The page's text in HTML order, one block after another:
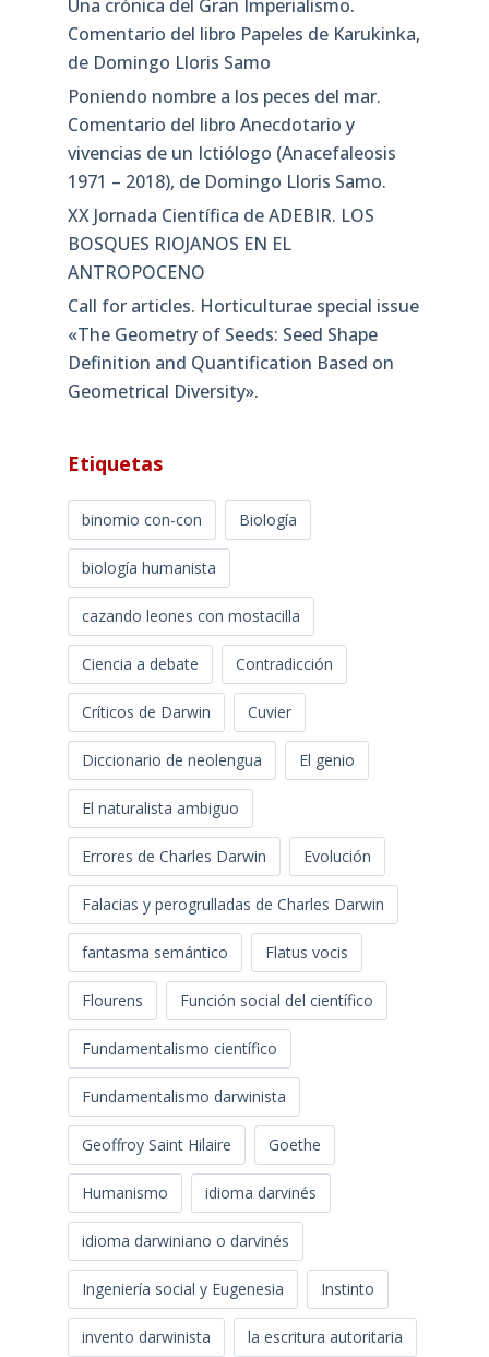
Una crónica del Gran Imperialismo.
Comentario del libro Papeles de Karukinka,
de Domingo Lloris Samo
Poniendo nombre a los peces del mar.
Comentario del libro Anecdotario y
vivencias de un Ictiólogo (Anacefaleosis
1971 – 2018), de Domingo Lloris Samo.
XX Jornada Científica de ADEBIR. LOS
BOSQUES RIOJANOS EN EL
ANTROPOCENO
Call for articles. Horticulturae special issue
«The Geometry of Seeds: Seed Shape
Definition and Quantification Based on
Geometrical Diversity»​.
Etiquetas
binomio con-con Biología
biología humanista
cazando leones con mostacilla
Ciencia a debate Contradicción
Críticos de Darwin Cuvier
Diccionario de neolengua El genio
El naturalista ambiguo
Errores de Charles Darwin Evolución
Falacias y perogrulladas de Charles Darwin
fantasma semántico Flatus vocis
Flourens Función social del científico
Fundamentalismo científico
Fundamentalismo darwinista
Geoffroy Saint Hilaire Goethe
Humanismo idioma darvinés
idioma darwiniano o darvinés
Ingeniería social y Eugenesia Instinto
invento darwinista la escritura autoritaria